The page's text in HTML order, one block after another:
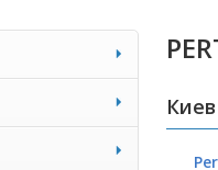
Киев